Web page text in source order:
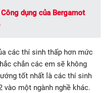
dụng của Bergamot
các thí sinh thấp hơn mức
chắn các em sẽ không
tốt nhất là các thí sinh
vào một ngành nghề khác.